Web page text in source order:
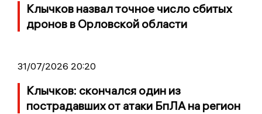
Клычков назвал точное число сбитых
дронов в Орловской области
31/07/2026 20:20
Клычков: скончался один из
пострадавших от атаки БпЛА на регион